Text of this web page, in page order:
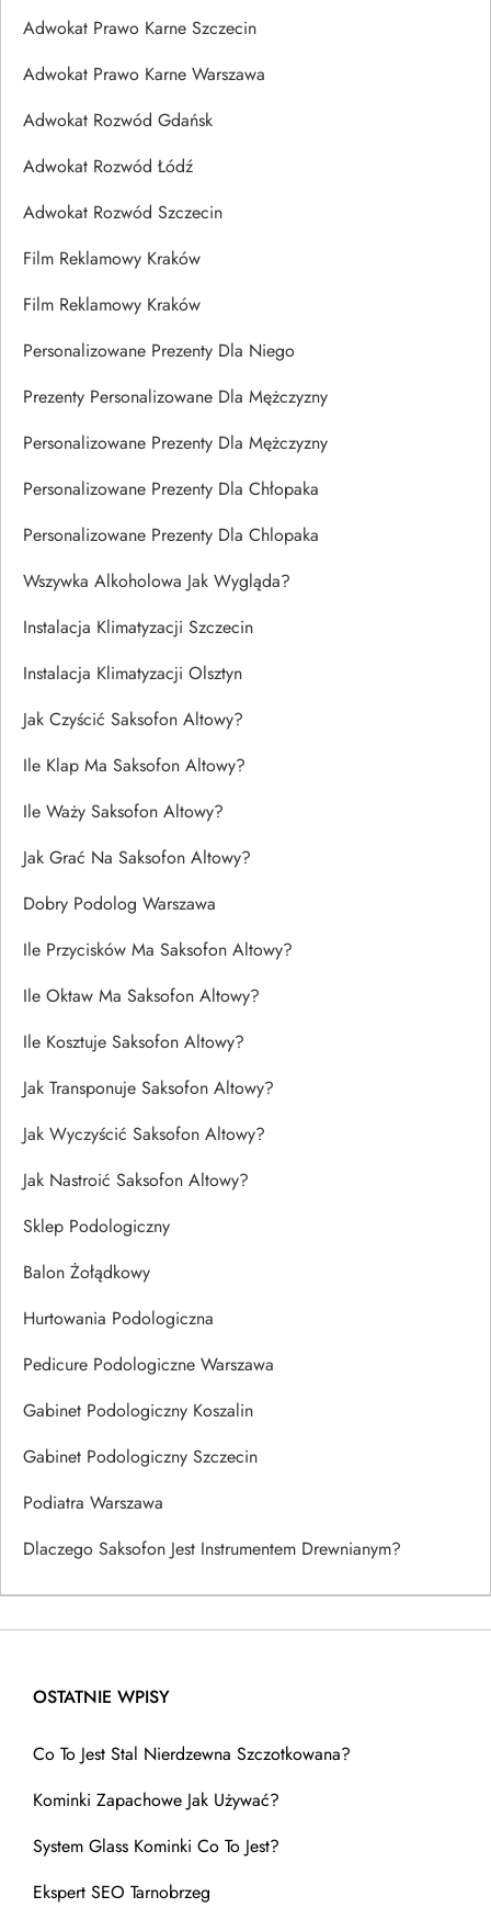
Adwokat Prawo Karne Szczecin
Adwokat Prawo Karne Warszawa
Adwokat Rozwód Gdańsk
Adwokat Rozwód Łódź
Adwokat Rozwód Szczecin
Film Reklamowy Kraków
Film Reklamowy Kraków
Personalizowane Prezenty Dla Niego
Prezenty Personalizowane Dla Mężczyzny
Personalizowane Prezenty Dla Mężczyzny
Personalizowane Prezenty Dla Chłopaka
Personalizowane Prezenty Dla Chlopaka
Wszywka Alkoholowa Jak Wygląda?
Instalacja Klimatyzacji Szczecin
Instalacja Klimatyzacji Olsztyn
Jak Czyścić Saksofon Altowy?
Ile Klap Ma Saksofon Altowy?
Ile Waży Saksofon Altowy?
Jak Grać Na Saksofon Altowy?
Dobry Podolog Warszawa
Ile Przycisków Ma Saksofon Altowy?
Ile Oktaw Ma Saksofon Altowy?
Ile Kosztuje Saksofon Altowy?
Jak Transponuje Saksofon Altowy?
Jak Wyczyścić Saksofon Altowy?
Jak Nastroić Saksofon Altowy?
Sklep Podologiczny
Balon Żołądkowy
Hurtowania Podologiczna
Pedicure Podologiczne Warszawa
Gabinet Podologiczny Koszalin
Gabinet Podologiczny Szczecin
Podiatra Warszawa
Dlaczego Saksofon Jest Instrumentem Drewnianym?
OSTATNIE WPISY
Co To Jest Stal Nierdzewna Szczotkowana?
Kominki Zapachowe Jak Używać?
System Glass Kominki Co To Jest?
Ekspert SEO Tarnobrzeg